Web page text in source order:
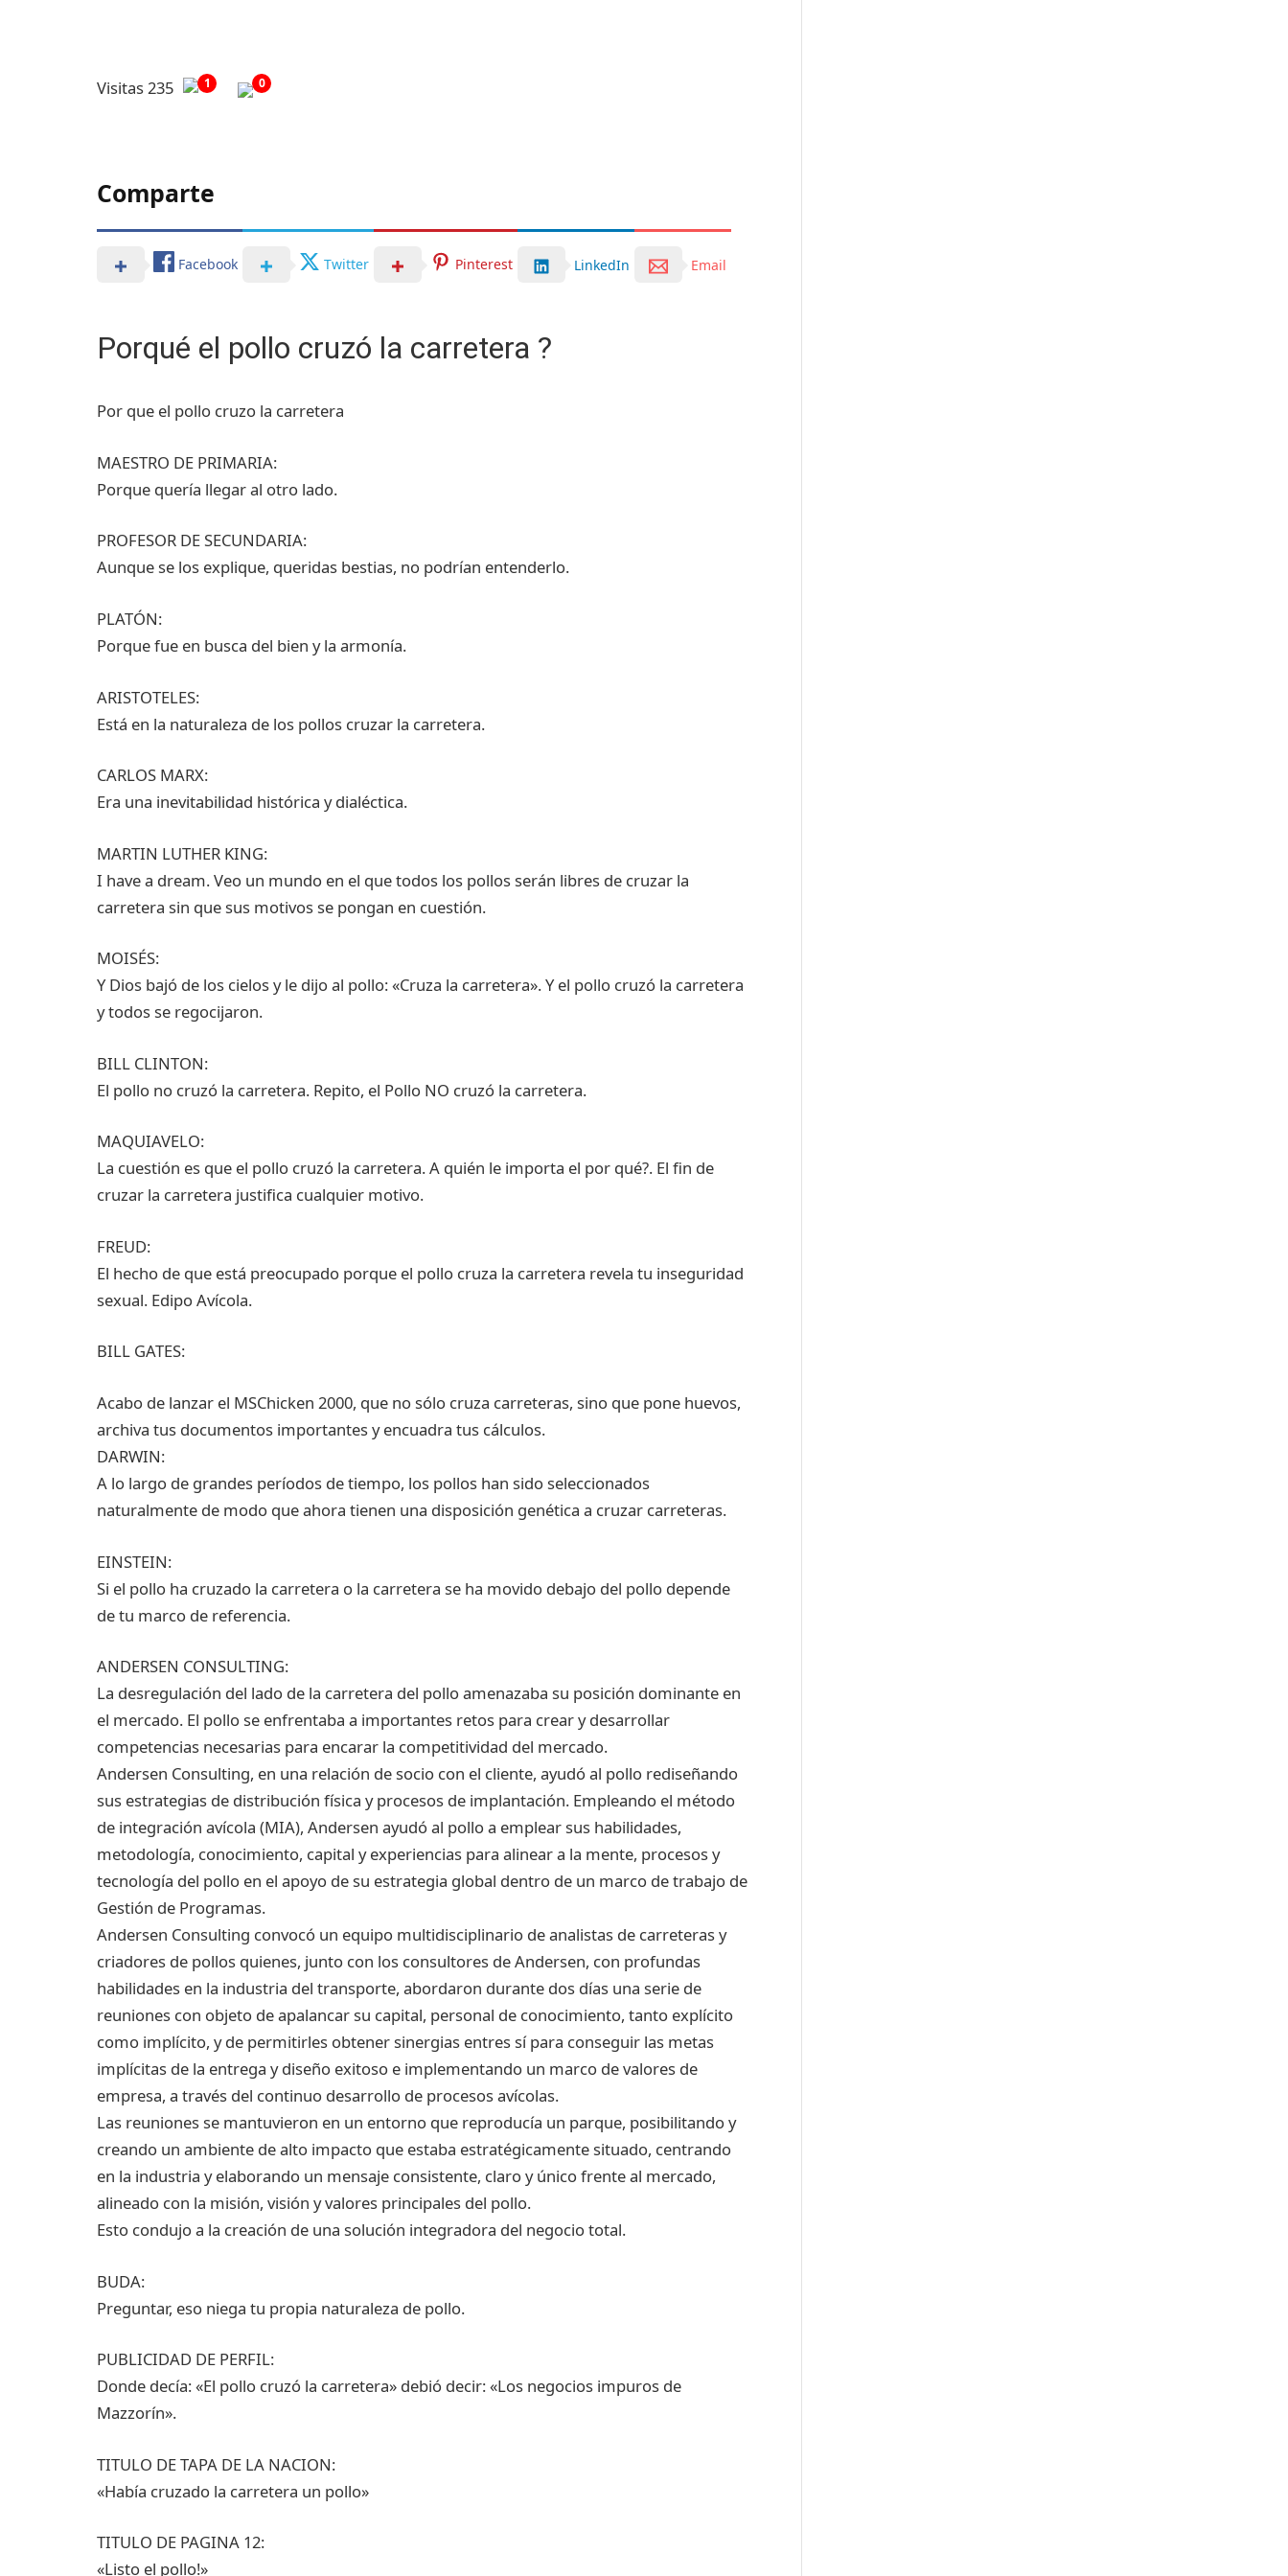
Visitas 235 1 0
Comparte
Facebook Twitter Pinterest LinkedIn Email
Porqué el pollo cruzó la carretera ?
Por que el pollo cruzo la carretera
MAESTRO DE PRIMARIA:
Porque quería llegar al otro lado.
PROFESOR DE SECUNDARIA:
Aunque se los explique, queridas bestias, no podrían entenderlo.
PLATÓN:
Porque fue en busca del bien y la armonía.
ARISTOTELES:
Está en la naturaleza de los pollos cruzar la carretera.
CARLOS MARX:
Era una inevitabilidad histórica y dialéctica.
MARTIN LUTHER KING:
I have a dream. Veo un mundo en el que todos los pollos serán libres de cruzar la
carretera sin que sus motivos se pongan en cuestión.
MOISÉS:
Y Dios bajó de los cielos y le dijo al pollo: «Cruza la carretera». Y el pollo cruzó la carretera
y todos se regocijaron.
BILL CLINTON:
El pollo no cruzó la carretera. Repito, el Pollo NO cruzó la carretera.
MAQUIAVELO:
La cuestión es que el pollo cruzó la carretera. A quién le importa el por qué?. El fin de
cruzar la carretera justifica cualquier motivo.
FREUD:
El hecho de que está preocupado porque el pollo cruza la carretera revela tu inseguridad
sexual. Edipo Avícola.
BILL GATES:
Acabo de lanzar el MSChicken 2000, que no sólo cruza carreteras, sino que pone huevos,
archiva tus documentos importantes y encuadra tus cálculos.
DARWIN:
A lo largo de grandes períodos de tiempo, los pollos han sido seleccionados
naturalmente de modo que ahora tienen una disposición genética a cruzar carreteras.
EINSTEIN:
Si el pollo ha cruzado la carretera o la carretera se ha movido debajo del pollo depende
de tu marco de referencia.
ANDERSEN CONSULTING:
La desregulación del lado de la carretera del pollo amenazaba su posición dominante en
el mercado. El pollo se enfrentaba a importantes retos para crear y desarrollar
competencias necesarias para encarar la competitividad del mercado.
Andersen Consulting, en una relación de socio con el cliente, ayudó al pollo rediseñando
sus estrategias de distribución física y procesos de implantación. Empleando el método
de integración avícola (MIA), Andersen ayudó al pollo a emplear sus habilidades,
metodología, conocimiento, capital y experiencias para alinear a la mente, procesos y
tecnología del pollo en el apoyo de su estrategia global dentro de un marco de trabajo de
Gestión de Programas.
Andersen Consulting convocó un equipo multidisciplinario de analistas de carreteras y
criadores de pollos quienes, junto con los consultores de Andersen, con profundas
habilidades en la industria del transporte, abordaron durante dos días una serie de
reuniones con objeto de apalancar su capital, personal de conocimiento, tanto explícito
como implícito, y de permitirles obtener sinergias entres sí para conseguir las metas
implícitas de la entrega y diseño exitoso e implementando un marco de valores de
empresa, a través del continuo desarrollo de procesos avícolas.
Las reuniones se mantuvieron en un entorno que reproducía un parque, posibilitando y
creando un ambiente de alto impacto que estaba estratégicamente situado, centrando
en la industria y elaborando un mensaje consistente, claro y único frente al mercado,
alineado con la misión, visión y valores principales del pollo.
Esto condujo a la creación de una solución integradora del negocio total.
BUDA:
Preguntar, eso niega tu propia naturaleza de pollo.
PUBLICIDAD DE PERFIL:
Donde decía: «El pollo cruzó la carretera» debió decir: «Los negocios impuros de
Mazzorín».
TITULO DE TAPA DE LA NACION:
«Había cruzado la carretera un pollo»
TITULO DE PAGINA 12:
«Listo el pollo!»